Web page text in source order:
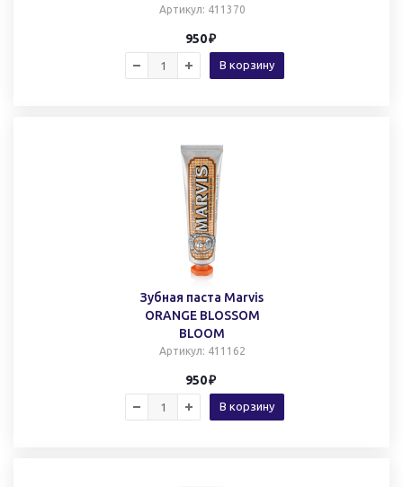
Артикул: 411370
950
В корзину
Зубная паста Marvis
ORANGE BLOSSOM
BLOOM
Артикул: 411162
950
В корзину